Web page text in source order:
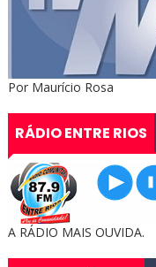
Por Maurício Rosa
RÁDIO ENTRE RIOS
A RÁDIO MAIS OUVIDA.